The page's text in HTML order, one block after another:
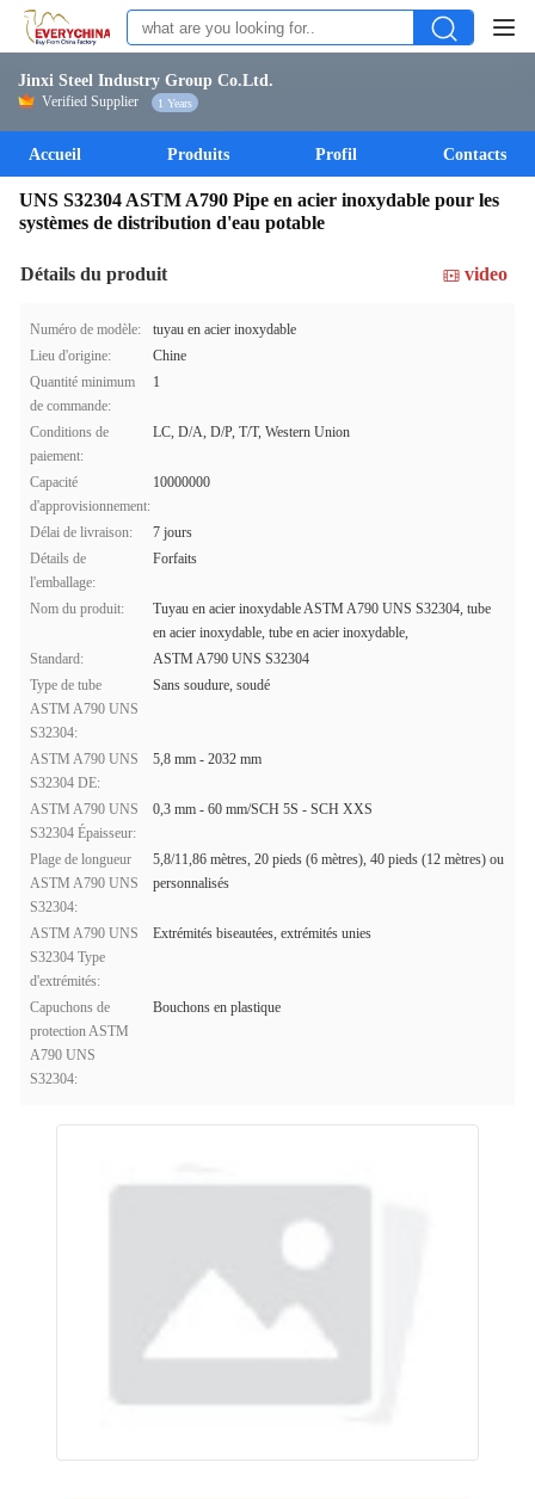
Jinxi Steel Industry Group Co.Ltd.
Verified Supplier 1 Years
Accueil Produits Profil Contacts
UNS S32304 ASTM A790 Pipe en acier inoxydable pour les
systèmes de distribution d'eau potable
Détails du produit video
Numéro de modèle:
tuyau en acier inoxydable
Lieu d'origine:
Chine
Quantité minimum
de commande:
1
Conditions de
paiement:
LC, D/A, D/P, T/T, Western Union
Capacité
d'approvisionnement:
10000000
Délai de livraison:
7 jours
Détails de
l'emballage:
Forfaits
Nom du produit:
Tuyau en acier inoxydable ASTM A790 UNS S32304, tube
en acier inoxydable, tube en acier inoxydable,
Standard:
ASTM A790 UNS S32304
Type de tube
ASTM A790 UNS
S32304:
Sans soudure, soudé
ASTM A790 UNS
S32304 DE:
5,8 mm - 2032 mm
ASTM A790 UNS
S32304 Épaisseur:
0,3 mm - 60 mm/SCH 5S - SCH XXS
Plage de longueur
ASTM A790 UNS
S32304:
5,8/11,86 mètres, 20 pieds (6 mètres), 40 pieds (12 mètres) ou
personnalisés
ASTM A790 UNS
S32304 Type
d'extrémités:
Extrémités biseautées, extrémités unies
Capuchons de
protection ASTM
A790 UNS
S32304:
Bouchons en plastique